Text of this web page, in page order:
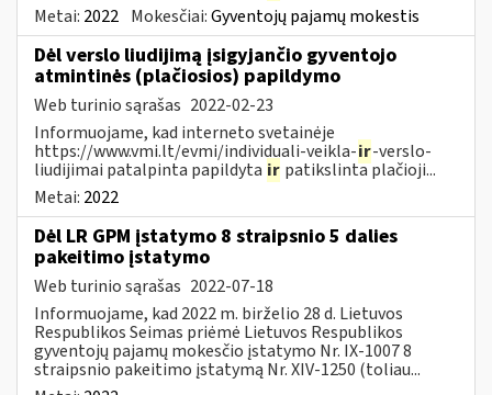
Metai: 2022 Mokesčiai:Gyventojų pajamų mokestis
Dėl verslo liudijimą įsigyjančio gyventojo
atmintinės (plačiosios) papildymo
Web turinio sąrašas 2022-02-23
Informuojame, kad interneto svetainėje
https://www.vmi.lt/evmi/individuali-veikla-ir-verslo-
liudijimai patalpinta papildyta ir patikslinta plačioji...
Metai: 2022
Dėl LR GPM įstatymo 8 straipsnio 5 dalies
pakeitimo įstatymo
Web turinio sąrašas 2022-07-18
Informuojame, kad 2022 m. birželio 28 d. Lietuvos
Respublikos Seimas priėmė Lietuvos Respublikos
gyventojų pajamų mokesčio įstatymo Nr. IX-1007 8
straipsnio pakeitimo įstatymą Nr. XIV-1250 (toliau...